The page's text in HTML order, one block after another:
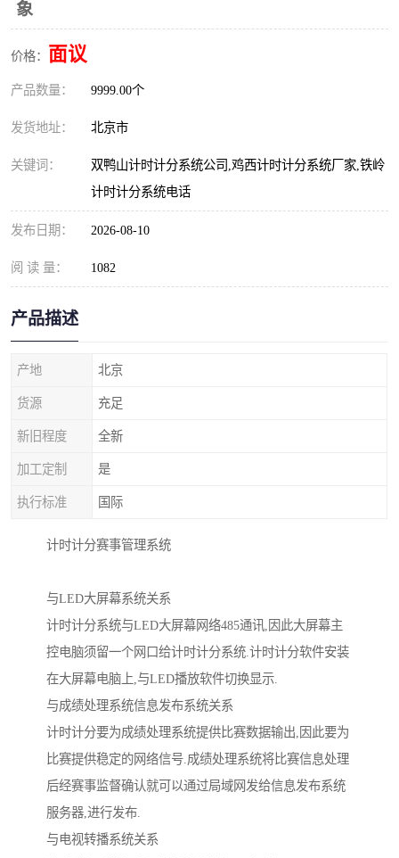
象
价格： 面议
产品数量： 9999.00个
发货地址： 北京市
关键词：
双鸭山计时计分系统公司,鸡西计时计分系统厂家,铁岭
计时计分系统电话
发布日期： 2026-08-10
阅 读 量： 1082
产品描述
产地 北京
货源 充足
新旧程度 全新
加工定制 是
执行标准 国际
计时计分赛事管理系统
与LED大屏幕系统关系
计时计分系统与LED大屏幕网络485通讯,因此大屏幕主
控电脑须留一个网口给计时计分系统.计时计分软件安装
在大屏幕电脑上,与LED播放软件切换显示.
与成绩处理系统信息发布系统关系
计时计分要为成绩处理系统提供比赛数据输出,因此要为
比赛提供稳定的网络信号.成绩处理系统将比赛信息处理
后经赛事监督确认就可以通过局域网发给信息发布系统
服务器,进行发布.
与电视转播系统关系